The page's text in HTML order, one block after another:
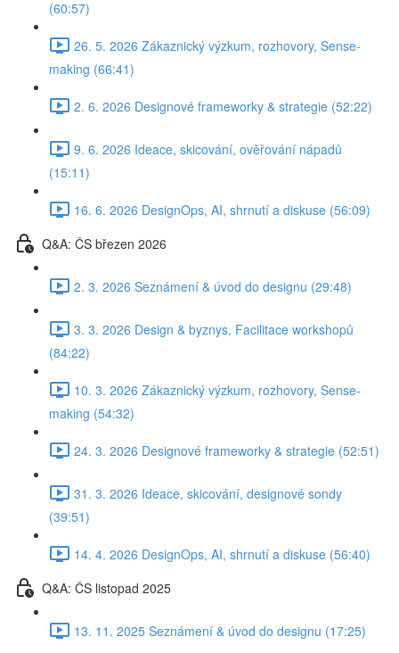
(60:57)
26. 5. 2026 Zákaznický výzkum, rozhovory, Sense-
making (66:41)
2. 6. 2026 Designové frameworky & strategie (52:22)
9. 6. 2026 Ideace, skicování, ověřování nápadů
(15:11)
16. 6. 2026 DesignOps, AI, shrnutí a diskuse (56:09)
Q&A: ČS březen 2026
2. 3. 2026 Seznámení & úvod do designu (29:48)
3. 3. 2026 Design & byznys, Facilitace workshopů
(84:22)
10. 3. 2026 Zákaznický výzkum, rozhovory, Sense-
making (54:32)
24. 3. 2026 Designové frameworky & strategie (52:51)
31. 3. 2026 Ideace, skicování, designové sondy
(39:51)
14. 4. 2026 DesignOps, AI, shrnutí a diskuse (56:40)
Q&A: ČS listopad 2025
13. 11. 2025 Seznámení & úvod do designu (17:25)